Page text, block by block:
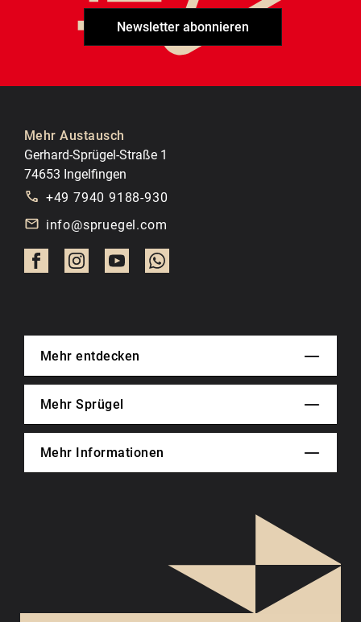
Newsletter abonnieren
Mehr Austausch
Gerhard-Sprügel-Straße 1
74653 Ingelfingen
+49 7940 9188-930
info@spruegel.com
Mehr entdecken
Mehr Sprügel
Mehr Informationen